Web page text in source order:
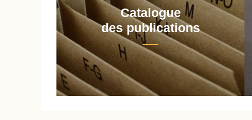
Catalogue
des publications